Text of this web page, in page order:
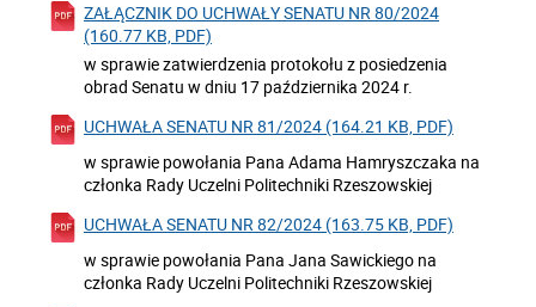
ZAŁĄCZNIK DO UCHWAŁY SENATU NR 80/2024
(160.77 KB, PDF)
w sprawie zatwierdzenia protokołu z posiedzenia
obrad Senatu w dniu 17 października 2024 r.
UCHWAŁA SENATU NR 81/2024 (164.21 KB, PDF)
w sprawie powołania Pana Adama Hamryszczaka na
członka Rady Uczelni Politechniki Rzeszowskiej
UCHWAŁA SENATU NR 82/2024 (163.75 KB, PDF)
w sprawie powołania Pana Jana Sawickiego na
członka Rady Uczelni Politechniki Rzeszowskiej